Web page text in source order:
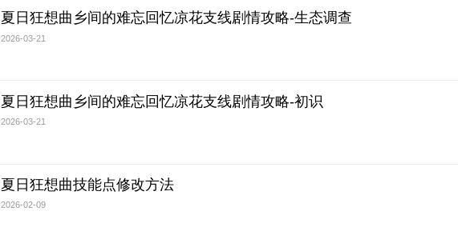
夏日狂想曲乡间的难忘回忆凉花支线剧情攻略-生态调查
2026-03-21
夏日狂想曲乡间的难忘回忆凉花支线剧情攻略-初识
2026-03-21
夏日狂想曲技能点修改方法
2026-02-09